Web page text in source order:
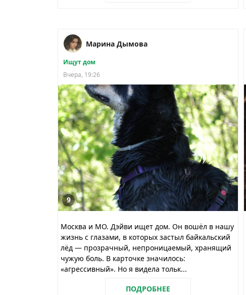
Марина Дымова
Ищут дом
Вчера, 19:26
9
Москва и МО. Дэйви ищет дом. Он вошёл в нашу
жизнь с глазами, в которых застыл байкальский
лёд — прозрачный, непроницаемый, хранящий
чужую боль. В карточке значилось:
«агрессивный». Но я видела тольк...
ПОДРОБНЕЕ